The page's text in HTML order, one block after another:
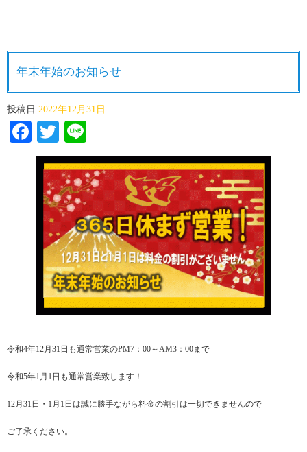
年末年始のお知らせ
投稿日 2022年12月31日
Facebook
Twitter
令和4年12月31日も通常営業のPM7：00～AM3：00まで
令和5年1月1日も通常営業致します！
12月31日・1月1日は誠に勝手ながら料金の割引は一切できませんので
ご了承ください。